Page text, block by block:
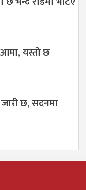
आमा, यस्तो छ
छ, सदनमा